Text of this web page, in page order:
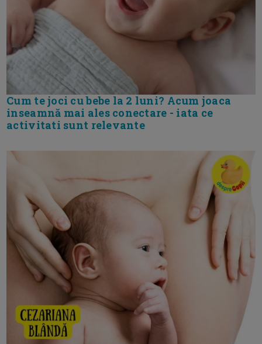
Cum te joci cu bebe la 2 luni? Acum joaca
inseamnă mai ales conectare - iata ce
activitati sunt relevante